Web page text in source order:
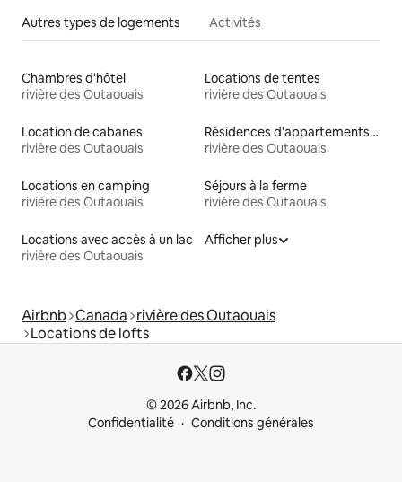
Autres types de logements Activités
Chambres d'hôtel
rivière des Outaouais
Locations de tentes
rivière des Outaouais
Location de cabanes
rivière des Outaouais
Résidences d'appartements en location
rivière des Outaouais
Locations en camping
rivière des Outaouais
Séjours à la ferme
rivière des Outaouais
Locations avec accès à un lac
rivière des Outaouais
Afficher plus
Airbnb Canada rivière des Outaouais
Locations de lofts
© 2026 Airbnb, Inc.
Confidentialité
Conditions générales